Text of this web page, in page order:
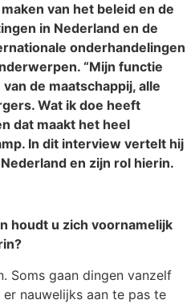
van het beleid en de
in Nederland en de
onderhandelingen
“Mijn functie
de maatschappij, alle
Wat ik doe heeft
dat maakt het heel
In dit interview vertelt hij
en zijn rol hierin.
houdt u zich voornamelijk
Soms gaan dingen vanzelf
nauwelijks aan te pas te